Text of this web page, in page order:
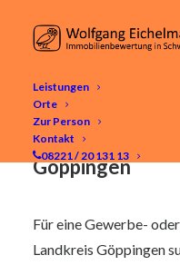
Leistungen
Orte
Zur Person
Kontakt
08221 / 20 131 13
Göppingen
Für eine Gewerbe-
Landkreis Göppingen